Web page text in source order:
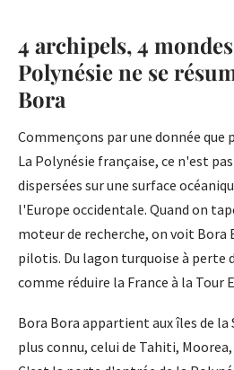
4 archipels, 4
Polynésie ne se
Bora
Commençons par une donnée que
La Polynésie française, ce n'est
dispersées sur une surface
l'Europe occidentale. Quand on
moteur de recherche, on voit Bora
pilotis. Du lagon turquoise à perte
comme réduire la France à la Tour
Bora Bora appartient aux îles de
plus connu, celui de Tahiti,